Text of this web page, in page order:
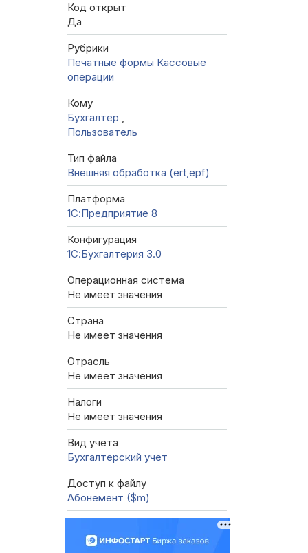
Код открыт
Да
Рубрики
Печатные формы Кассовые
операции
Кому
Бухгалтер ,
Пользователь
Тип файла
Внешняя обработка (ert,epf)
Платформа
1С:Предприятие 8
Конфигурация
1С:Бухгалтерия 3.0
Операционная система
Не имеет значения
Страна
Не имеет значения
Отрасль
Не имеет значения
Налоги
Не имеет значения
Вид учета
Бухгалтерский учет
Доступ к файлу
Абонемент ($m)